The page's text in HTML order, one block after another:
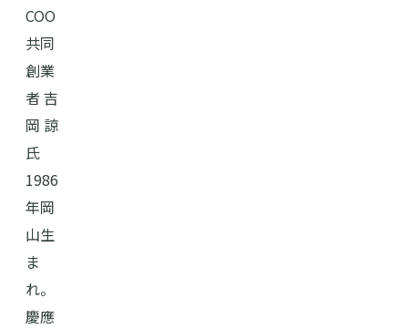
COO
共同
創業
者 吉
岡 諒
氏
1986
年岡
山生
ま
れ。
慶應